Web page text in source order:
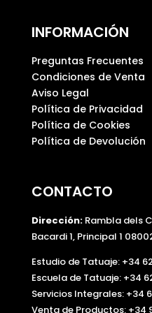
INFORMACIÓN
Preguntas Frecuentes
Condiciones de Venta
Aviso Legal
Política de Privacidad
Política de Cookies
Política de Devolución
CONTACTO
Dirección:Rambla dels
Bacardi 1, Principal 1
Estudio de Tatuaje: +34
Escuela de Tatuaje: +34
Servicios Integrales: +34
Venta de Productos: +34